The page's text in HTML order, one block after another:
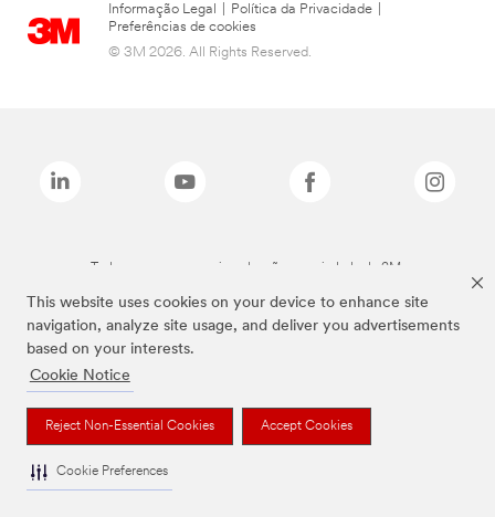
This website uses cookies on your device to enhance site
navigation, analyze site usage, and deliver you advertisements
based on your interests.
Cookie Notice
Reject Non-Essential Cookies Accept Cookies
Cookie Preferences
Informação Legal Política da Privacidade
Preferências de cookies
© 3M 2026. All Rights Reserved.
Todas as marcas mencionadas são propriedade da 3M.